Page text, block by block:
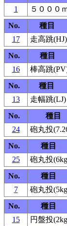
1
５０００
No.
種目
17
走高跳(HJ)
No.
種目
16
棒高跳
No.
種目
13
走幅跳(LJ)
No.
種目
24
砲丸投
No.
種目
25
砲丸投
No.
種目
7
砲丸投
No.
種目
15
円盤投